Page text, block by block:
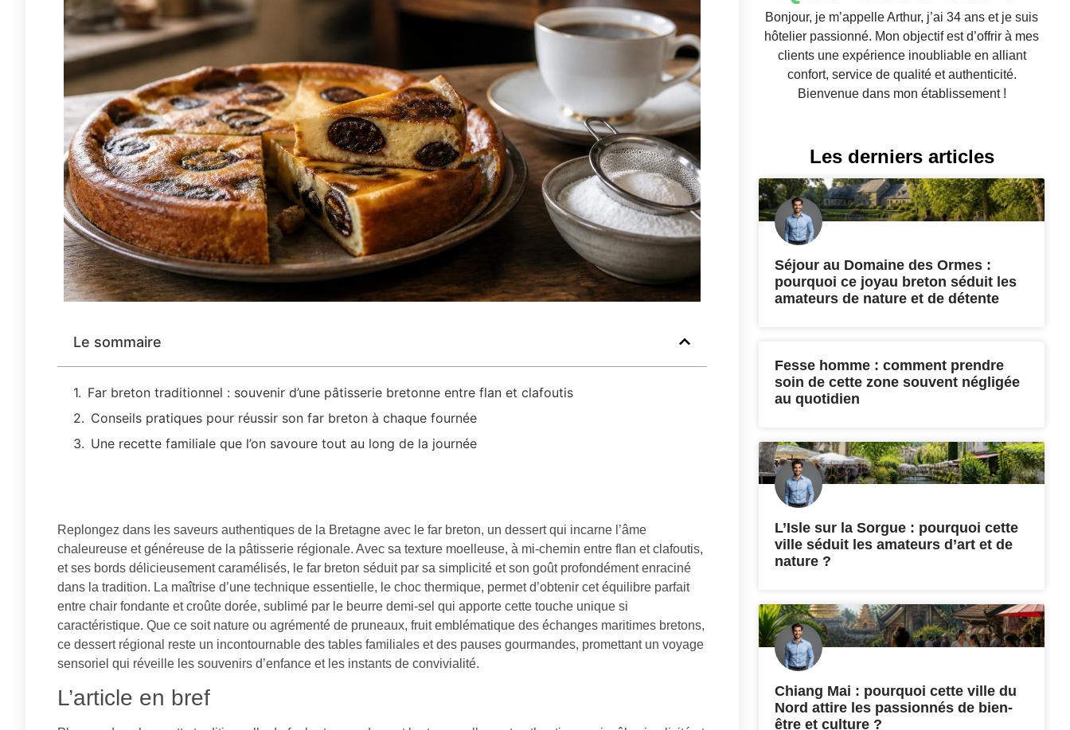
Le sommaire
Far breton traditionnel : souvenir d’une pâtisserie bretonne entre flan et clafoutis
Conseils pratiques pour réussir son far breton à chaque fournée
Une recette familiale que l’on savoure tout au long de la journée
Replongez dans les saveurs authentiques de la Bretagne avec le far breton, un dessert qui incarne l’âme
chaleureuse et généreuse de la pâtisserie régionale. Avec sa texture moelleuse, à mi-chemin entre flan et clafoutis,
et ses bords délicieusement caramélisés, le far breton séduit par sa simplicité et son goût profondément enraciné
dans la tradition. La maîtrise d’une technique essentielle, le choc thermique, permet d’obtenir cet équilibre parfait
entre chair fondante et croûte dorée, sublimé par le beurre demi-sel qui apporte cette touche unique si
caractéristique. Que ce soit nature ou agrémenté de pruneaux, fruit emblématique des échanges maritimes bretons,
ce dessert régional reste un incontournable des tables familiales et des pauses gourmandes, promettant un voyage
sensoriel qui réveille les souvenirs d’enfance et les instants de convivialité.
L’article en bref
Bonjour, je m’appelle Arthur, j’ai 34 ans et je suis
hôtelier passionné. Mon objectif est d’offrir à mes
clients une expérience inoubliable en alliant
confort, service de qualité et authenticité.
Bienvenue dans mon établissement !
Les derniers articles
Séjour au Domaine des Ormes :
pourquoi ce joyau breton séduit les
amateurs de nature et de détente
Fesse homme : comment prendre
soin de cette zone souvent négligée
au quotidien
L’Isle sur la Sorgue : pourquoi cette
ville séduit les amateurs d’art et de
nature ?
Chiang Mai : pourquoi cette ville du
Nord attire les passionnés de bien-
être et culture ?